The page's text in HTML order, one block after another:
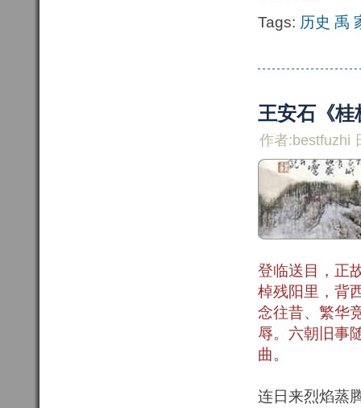
Tags: 历史 禹
王安石《桂
作者:bestfuzhi
登临送目，正
棹残阳里，背
念往昔、繁华
辱。六朝旧事
曲。
连日来烈焰蒸